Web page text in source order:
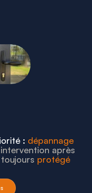
: dépannage
après
protégé